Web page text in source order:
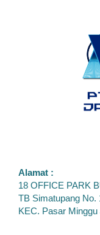
Alamat :
18 OFFICE PARK
TB Simatupang No.
KEC. Pasar